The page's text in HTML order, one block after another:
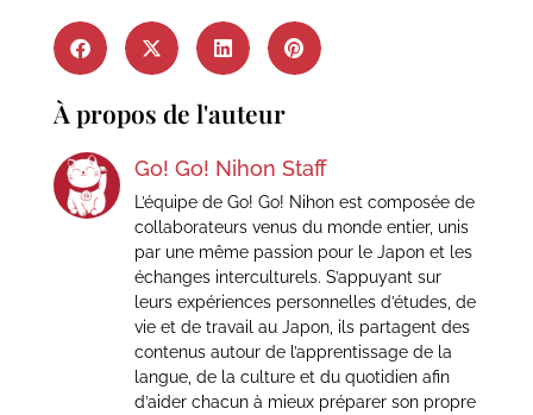
À propos de l'auteur
Go! Go! Nihon Staff
L’équipe de Go! Go! Nihon est composée de
collaborateurs venus du monde entier, unis
par une même passion pour le Japon et les
échanges interculturels. S’appuyant sur
leurs expériences personnelles d’études, de
vie et de travail au Japon, ils partagent des
contenus autour de l’apprentissage de la
langue, de la culture et du quotidien afin
d’aider chacun à mieux préparer son propre